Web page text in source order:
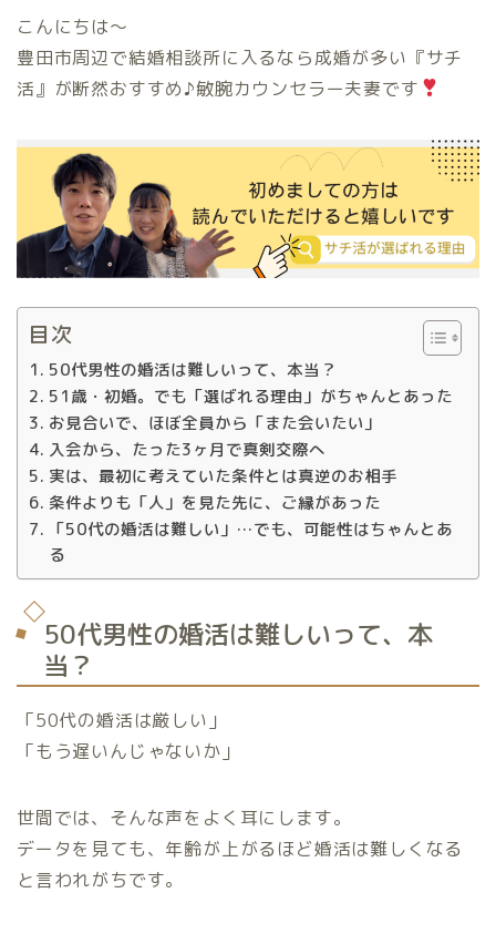
こんにちは〜
豊田市周辺で結婚相談所に入るなら成婚が多い『サチ
活』が断然おすすめ♪敏腕カウンセラー夫妻です
目次
50代男性の婚活は難しいって、本当？
51歳・初婚。でも「選ばれる理由」がちゃんとあった
お見合いで、ほぼ全員から「また会いたい」
入会から、たった3ヶ月で真剣交際へ
実は、最初に考えていた条件とは真逆のお相手
条件よりも「人」を見た先に、ご縁があった
「50代の婚活は難しい」…でも、可能性はちゃんとあ
る
50代男性の婚活は難しいって、本
当？
「50代の婚活は厳しい」
「もう遅いんじゃないか」
世間では、そんな声をよく耳にします。
データを見ても、年齢が上がるほど婚活は難しくなる
と言われがちです。